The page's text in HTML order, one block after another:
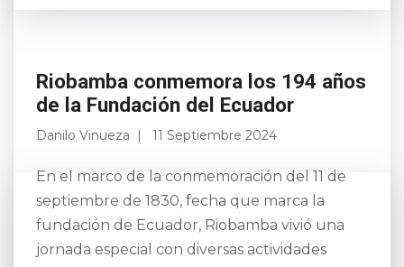
Riobamba conmemora los 194 años
de la Fundación del Ecuador
Danilo Vinueza 11 Septiembre 2024
En el marco de la conmemoración del 11 de
septiembre de 1830, fecha que marca la
fundación de Ecuador, Riobamba vivió una
jornada especial con diversas actividades